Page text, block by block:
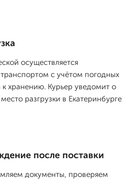
осуществляется
с учётом погодных
хранению. Курьер уведомит о
разгрузки в Екатеринбурге
после поставки
документы, проверяем